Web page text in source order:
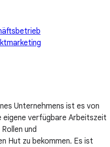
Unternehmens ist es von
eigene verfügbare Arbeitszeit
und
Hut zu bekommen. Es ist